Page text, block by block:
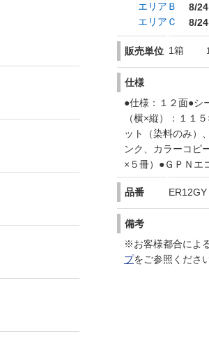
エリアＢ
8/24
エリアＣ
8/24
販売単位 1箱
仕様
●仕様：１２面●シ
（横×縦）：１１
ット（染料のみ）
ンク、カラーコピ
×５冊）●ＧＰＮエ
品番 ER12GY
備考
※お客様都合によ
プをご参照くださ